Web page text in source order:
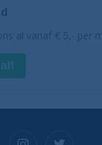
al vanaf € 5,- per